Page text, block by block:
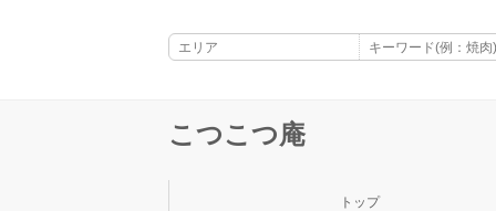
こつこつ庵
トップ